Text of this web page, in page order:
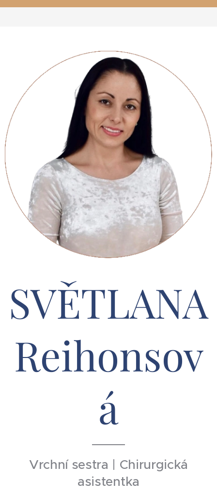
SVĚTLANA
Reihonsov
á
Vrchní sestra | Chirurgická
asistentka